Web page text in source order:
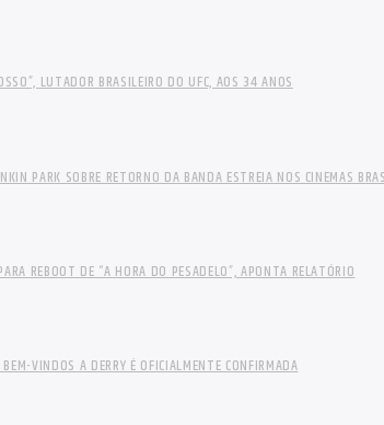
LUTADOR BRASILEIRO DO UFC, AOS 34 ANOS
PARK SOBRE RETORNO DA BANDA ESTREIA NOS CINEMAS
REBOOT DE “A HORA DO PESADELO”, APONTA RELATÓRIO
VINDOS A DERRY É OFICIALMENTE CONFIRMADA